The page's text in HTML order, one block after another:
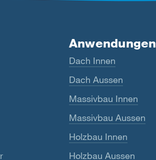
Anwendungen
Dach Innen
Dach Aussen
Massivbau Innen
Massivbau Aussen
Holzbau Innen
Holzbau Aussen